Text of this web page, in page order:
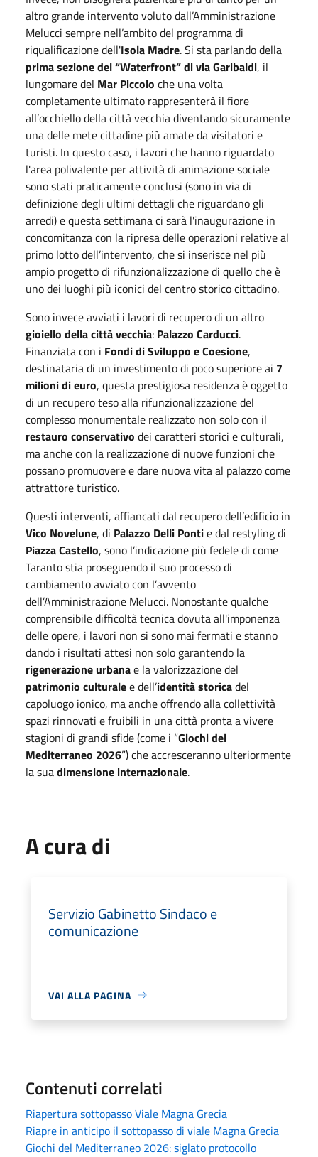
altro grande intervento voluto dall’Amministrazione
Melucci sempre nell’ambito del programma di
riqualificazione dell'Isola Madre. Si sta parlando della
prima sezione del “Waterfront” di via Garibaldi, il
lungomare del Mar Piccolo che una volta
completamente ultimato rappresenterà il fiore
all’occhiello della città vecchia diventando sicuramente
una delle mete cittadine più amate da visitatori e
turisti. In questo caso, i lavori che hanno riguardato
l'area polivalente per attività di animazione sociale
sono stati praticamente conclusi (sono in via di
definizione degli ultimi dettagli che riguardano gli
arredi) e questa settimana ci sarà l'inaugurazione in
concomitanza con la ripresa delle operazioni relative al
primo lotto dell’intervento, che si inserisce nel più
ampio progetto di rifunzionalizzazione di quello che è
uno dei luoghi più iconici del centro storico cittadino.
Sono invece avviati i lavori di recupero di un altro
gioiello della città vecchia: Palazzo Carducci.
Finanziata con i Fondi di Sviluppo e Coesione,
destinataria di un investimento di poco superiore ai 7
milioni di euro, questa prestigiosa residenza è oggetto
di un recupero teso alla rifunzionalizzazione del
complesso monumentale realizzato non solo con il
restauro conservativo dei caratteri storici e culturali,
ma anche con la realizzazione di nuove funzioni che
possano promuovere e dare nuova vita al palazzo come
attrattore turistico.
Questi interventi, affiancati dal recupero dell’edificio in
Vico Novelune, di Palazzo Delli Pontie dal restyling di
Piazza Castello, sono l’indicazione più fedele di come
Taranto stia proseguendo il suo processo di
cambiamento avviato con l’avvento
dell’Amministrazione Melucci. Nonostante qualche
comprensibile difficoltà tecnica dovuta all'imponenza
delle opere, i lavori non si sono mai fermati e stanno
dando i risultati attesi non solo garantendo la
rigenerazione urbanae la valorizzazione del
patrimonio culturalee dell’identità storicadel
capoluogo ionico, ma anche offrendo alla collettività
spazi rinnovati e fruibili in una città pronta a vivere
stagioni di grandi sfide (come i “Giochi del
Mediterraneo 2026”) che accresceranno ulteriormente
la suadimensione internazionale.
A cura di
Servizio Gabinetto Sindaco e
comunicazione
VAI ALLA PAGINA
Contenuti correlati
Riapertura sottopasso Viale Magna Grecia
Riapre in anticipo il sottopasso di viale Magna Grecia
Giochi del Mediterraneo 2026: siglato protocollo